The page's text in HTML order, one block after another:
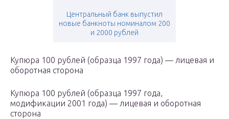
Центральный банк выпустил
новые банкноты номиналом 200
и 2000 рублей
Купюра 100 рублей (образца 1997 года) — лицевая и
оборотная сторона
Купюра 100 рублей (образца 1997 года,
модификации 2001 года) — лицевая и оборотная
сторона